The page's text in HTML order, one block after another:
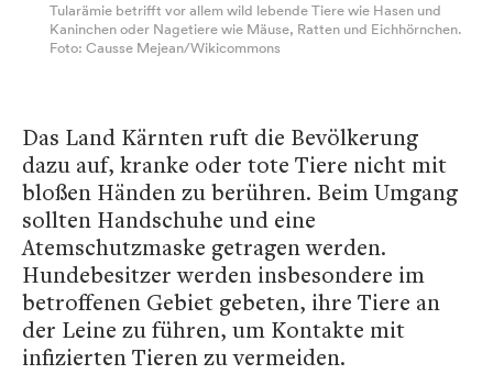
Tularämie betrifft vor allem wild lebende Tiere wie Hasen und
Kaninchen oder Nagetiere wie Mäuse, Ratten und Eichhörnchen.
Foto: Causse Mejean/Wikicommons
Das Land Kärnten ruft die Bevölkerung
dazu auf, kranke oder tote Tiere nicht mit
bloßen Händen zu berühren. Beim Umgang
sollten Handschuhe und eine
Atemschutzmaske getragen werden.
Hundebesitzer werden insbesondere im
betroffenen Gebiet gebeten, ihre Tiere an
der Leine zu führen, um Kontakte mit
infizierten Tieren zu vermeiden.